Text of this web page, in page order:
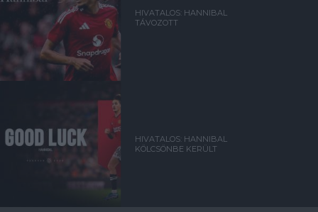
HIVATALOS: HANNIBAL
TÁVOZOTT
HIVATALOS: HANNIBAL
KÖLCSÖNBE KERÜLT